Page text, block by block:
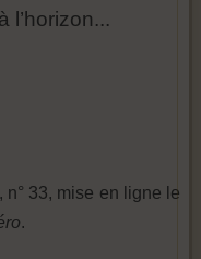
l’horizon...
n° 33, mise en ligne le
.